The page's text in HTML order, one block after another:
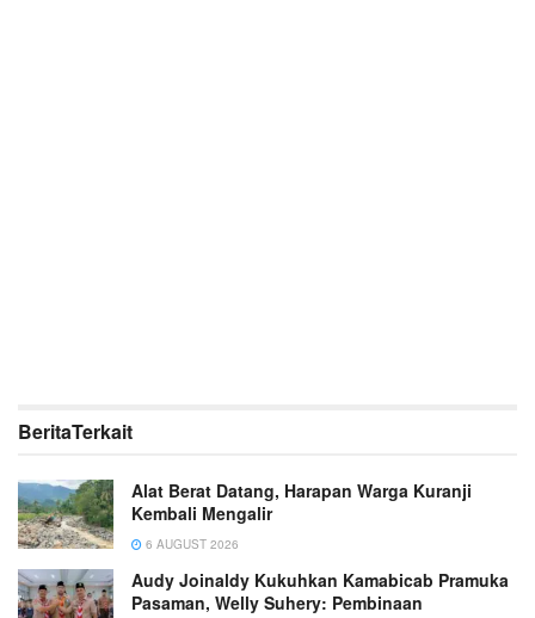
BeritaTerkait
Alat Berat Datang, Harapan Warga Kuranji
Kembali Mengalir
6 AUGUST 2026
Audy Joinaldy Kukuhkan Kamabicab Pramuka
Pasaman, Welly Suhery: Pembinaan